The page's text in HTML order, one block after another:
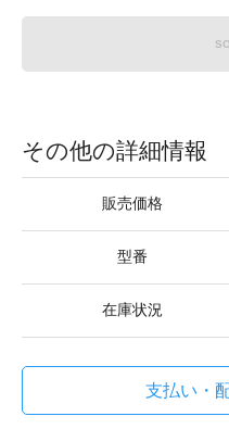
その他の詳細情報
販売価格
型番
在庫状況
支払い・